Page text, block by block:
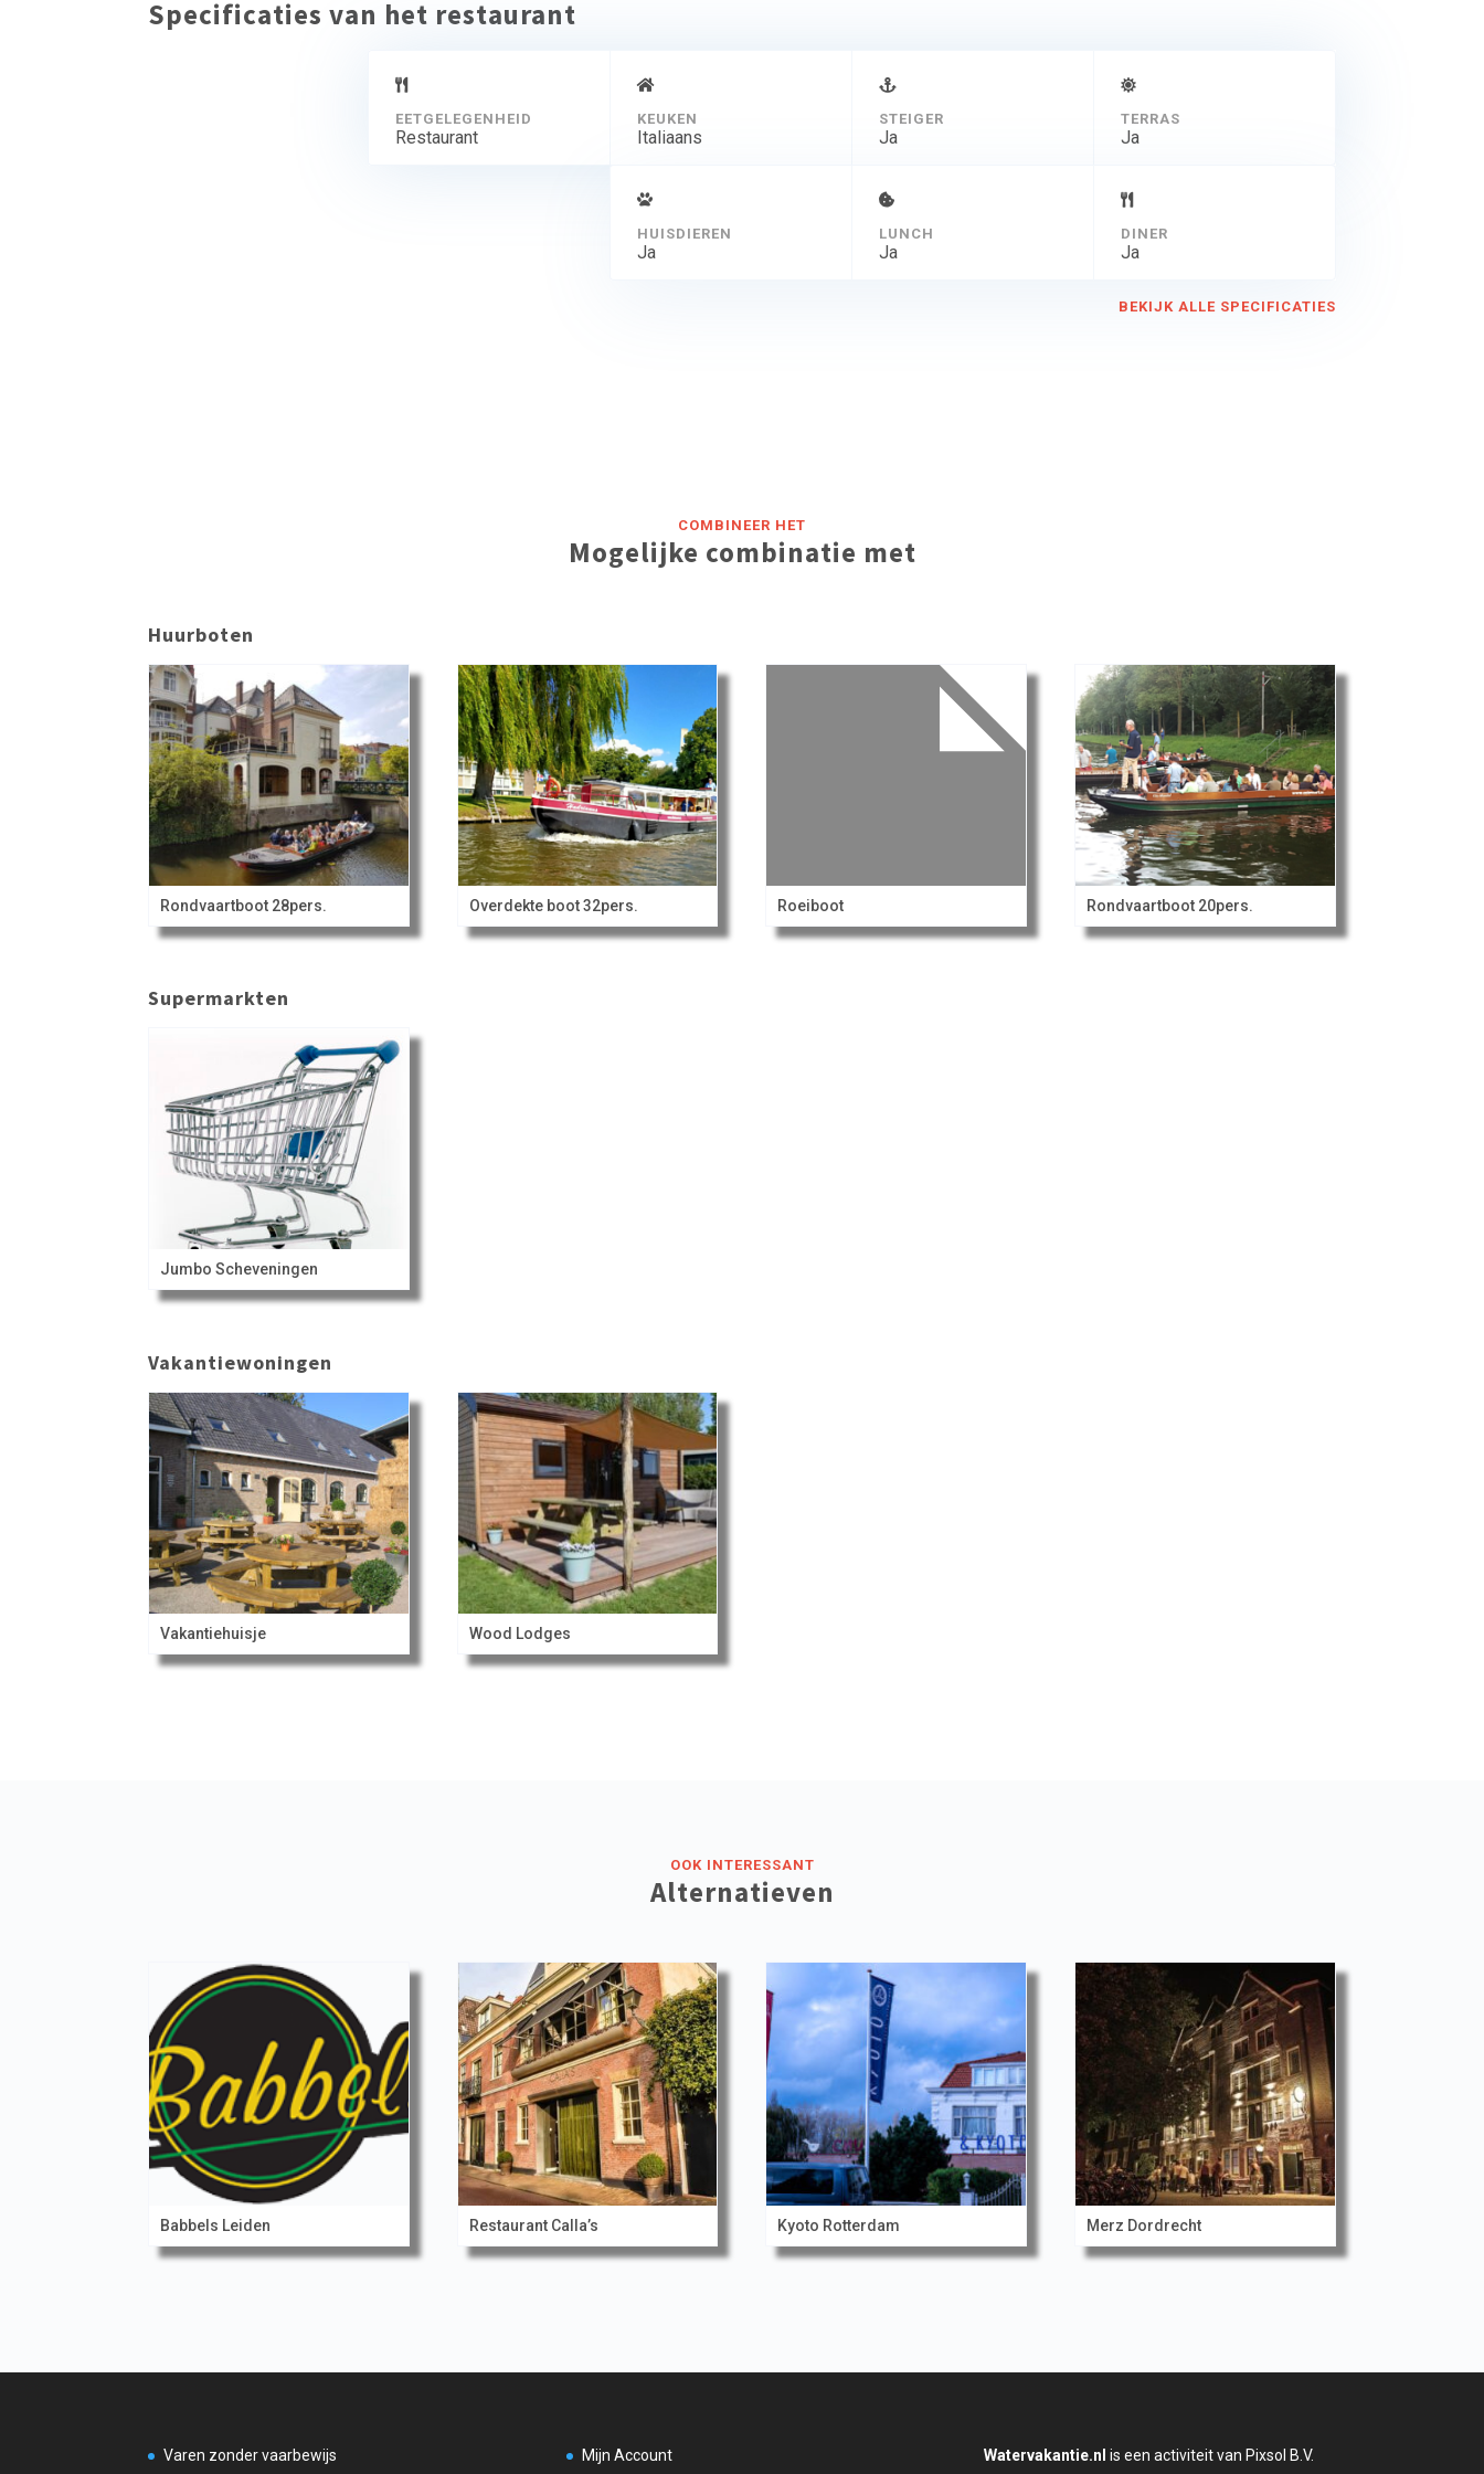
Specificaties van het restaurant
EETGELEGENHEID
Restaurant
KEUKEN
Italiaans
STEIGER
Ja
TERRAS
Ja
HUISDIEREN
Ja
LUNCH
Ja
DINER
Ja
BEKIJK ALLE SPECIFICATIES
COMBINEER HET
Mogelijke combinatie met
Huurboten
Rondvaartboot 28pers. Overdekte boot 32pers. Roeiboot Rondvaartboot 20pers.
Supermarkten
Jumbo Scheveningen
Vakantiewoningen
Vakantiehuisje Wood Lodges
OOK INTERESSANT
Alternatieven
Babbels Leiden Restaurant Calla’s Kyoto Rotterdam Merz Dordrecht
Varen zonder vaarbewijs Mijn Account Watervakantie.nl is een activiteit van Pixsol B.V.